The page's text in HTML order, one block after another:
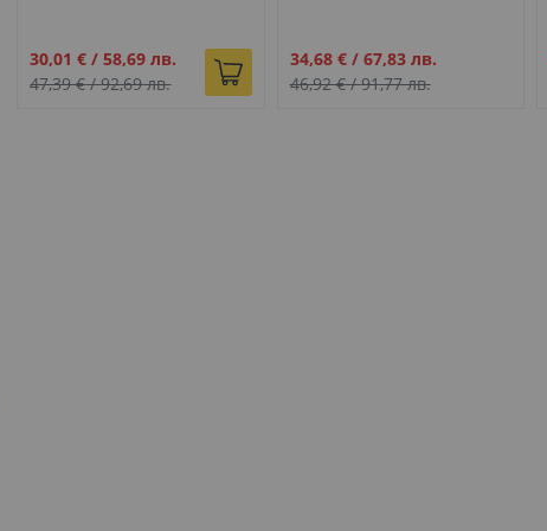
Промо
цена
30,01 € /58,69 лв.
47,39 €/92,69 лв.
Промо
цена
34,68 €/ 67,83 лв.
46,92 €/91,77 лв.